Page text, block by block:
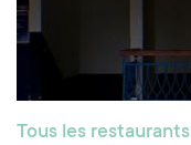
Tous les restaurants